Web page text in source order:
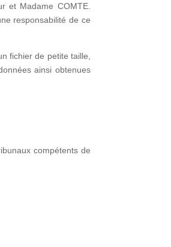
et Madame COMTE.
responsabilité de ce
fichier de petite taille,
ainsi obtenues
compétents de